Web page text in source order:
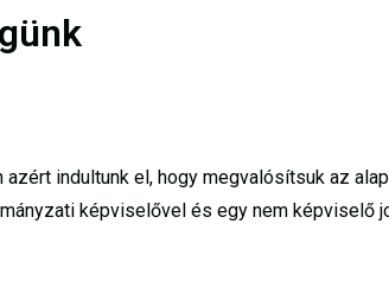
indultunk el, hogy megvalósítsuk az
képviselővel és egy nem